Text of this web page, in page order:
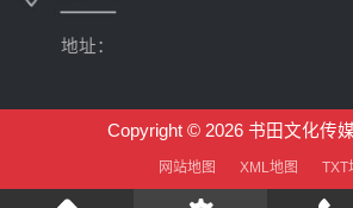
地址：
Copyright © 2026 书田文化传
网站地图 XML地图 TXT